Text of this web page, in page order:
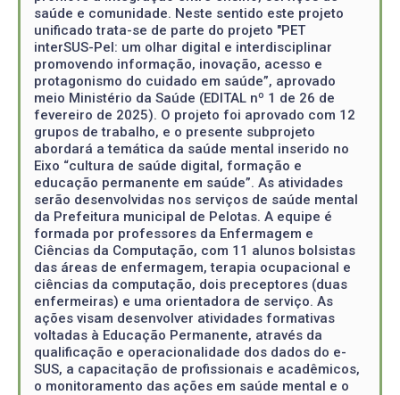
saúde e comunidade. Neste sentido este projeto
unificado trata-se de parte do projeto "PET
interSUS-Pel: um olhar digital e interdisciplinar
promovendo informação, inovação, acesso e
protagonismo do cuidado em saúde”, aprovado
meio Ministério da Saúde (EDITAL nº 1 de 26 de
fevereiro de 2025). O projeto foi aprovado com 12
grupos de trabalho, e o presente subprojeto
abordará a temática da saúde mental inserido no
Eixo “cultura de saúde digital, formação e
educação permanente em saúde”. As atividades
serão desenvolvidas nos serviços de saúde mental
da Prefeitura municipal de Pelotas. A equipe é
formada por professores da Enfermagem e
Ciências da Computação, com 11 alunos bolsistas
das áreas de enfermagem, terapia ocupacional e
ciências da computação, dois preceptores (duas
enfermeiras) e uma orientadora de serviço. As
ações visam desenvolver atividades formativas
voltadas à Educação Permanente, através da
qualificação e operacionalidade dos dados do e-
SUS, a capacitação de profissionais e acadêmicos,
o monitoramento das ações em saúde mental e o